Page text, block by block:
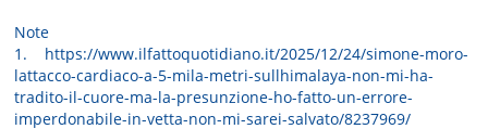
Note
1. https://www.ilfattoquotidiano.it/2025/12/24/simone-moro-
lattacco-cardiaco-a-5-mila-metri-sullhimalaya-non-mi-ha-
tradito-il-cuore-ma-la-presunzione-ho-fatto-un-errore-
imperdonabile-in-vetta-non-mi-sarei-salvato/8237969/